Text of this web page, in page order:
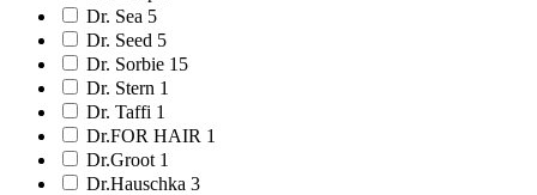
Dr. Sea 5
Dr. Seed 5
Dr. Sorbie 15
Dr. Stern 1
Dr. Taffi 1
Dr.FOR HAIR 1
Dr.Groot 1
Dr.Hauschka 3